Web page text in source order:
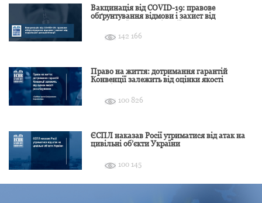
Вакцинація від COVID-19: правове
обґрунтування відмови і захист від
142 166
Право на життя: дотримання гарантій
Конвенції залежить від оцінки якості
100 826
ЄСПЛ наказав Росії утриматися від атак на
цивільні об’єкти України
100 145